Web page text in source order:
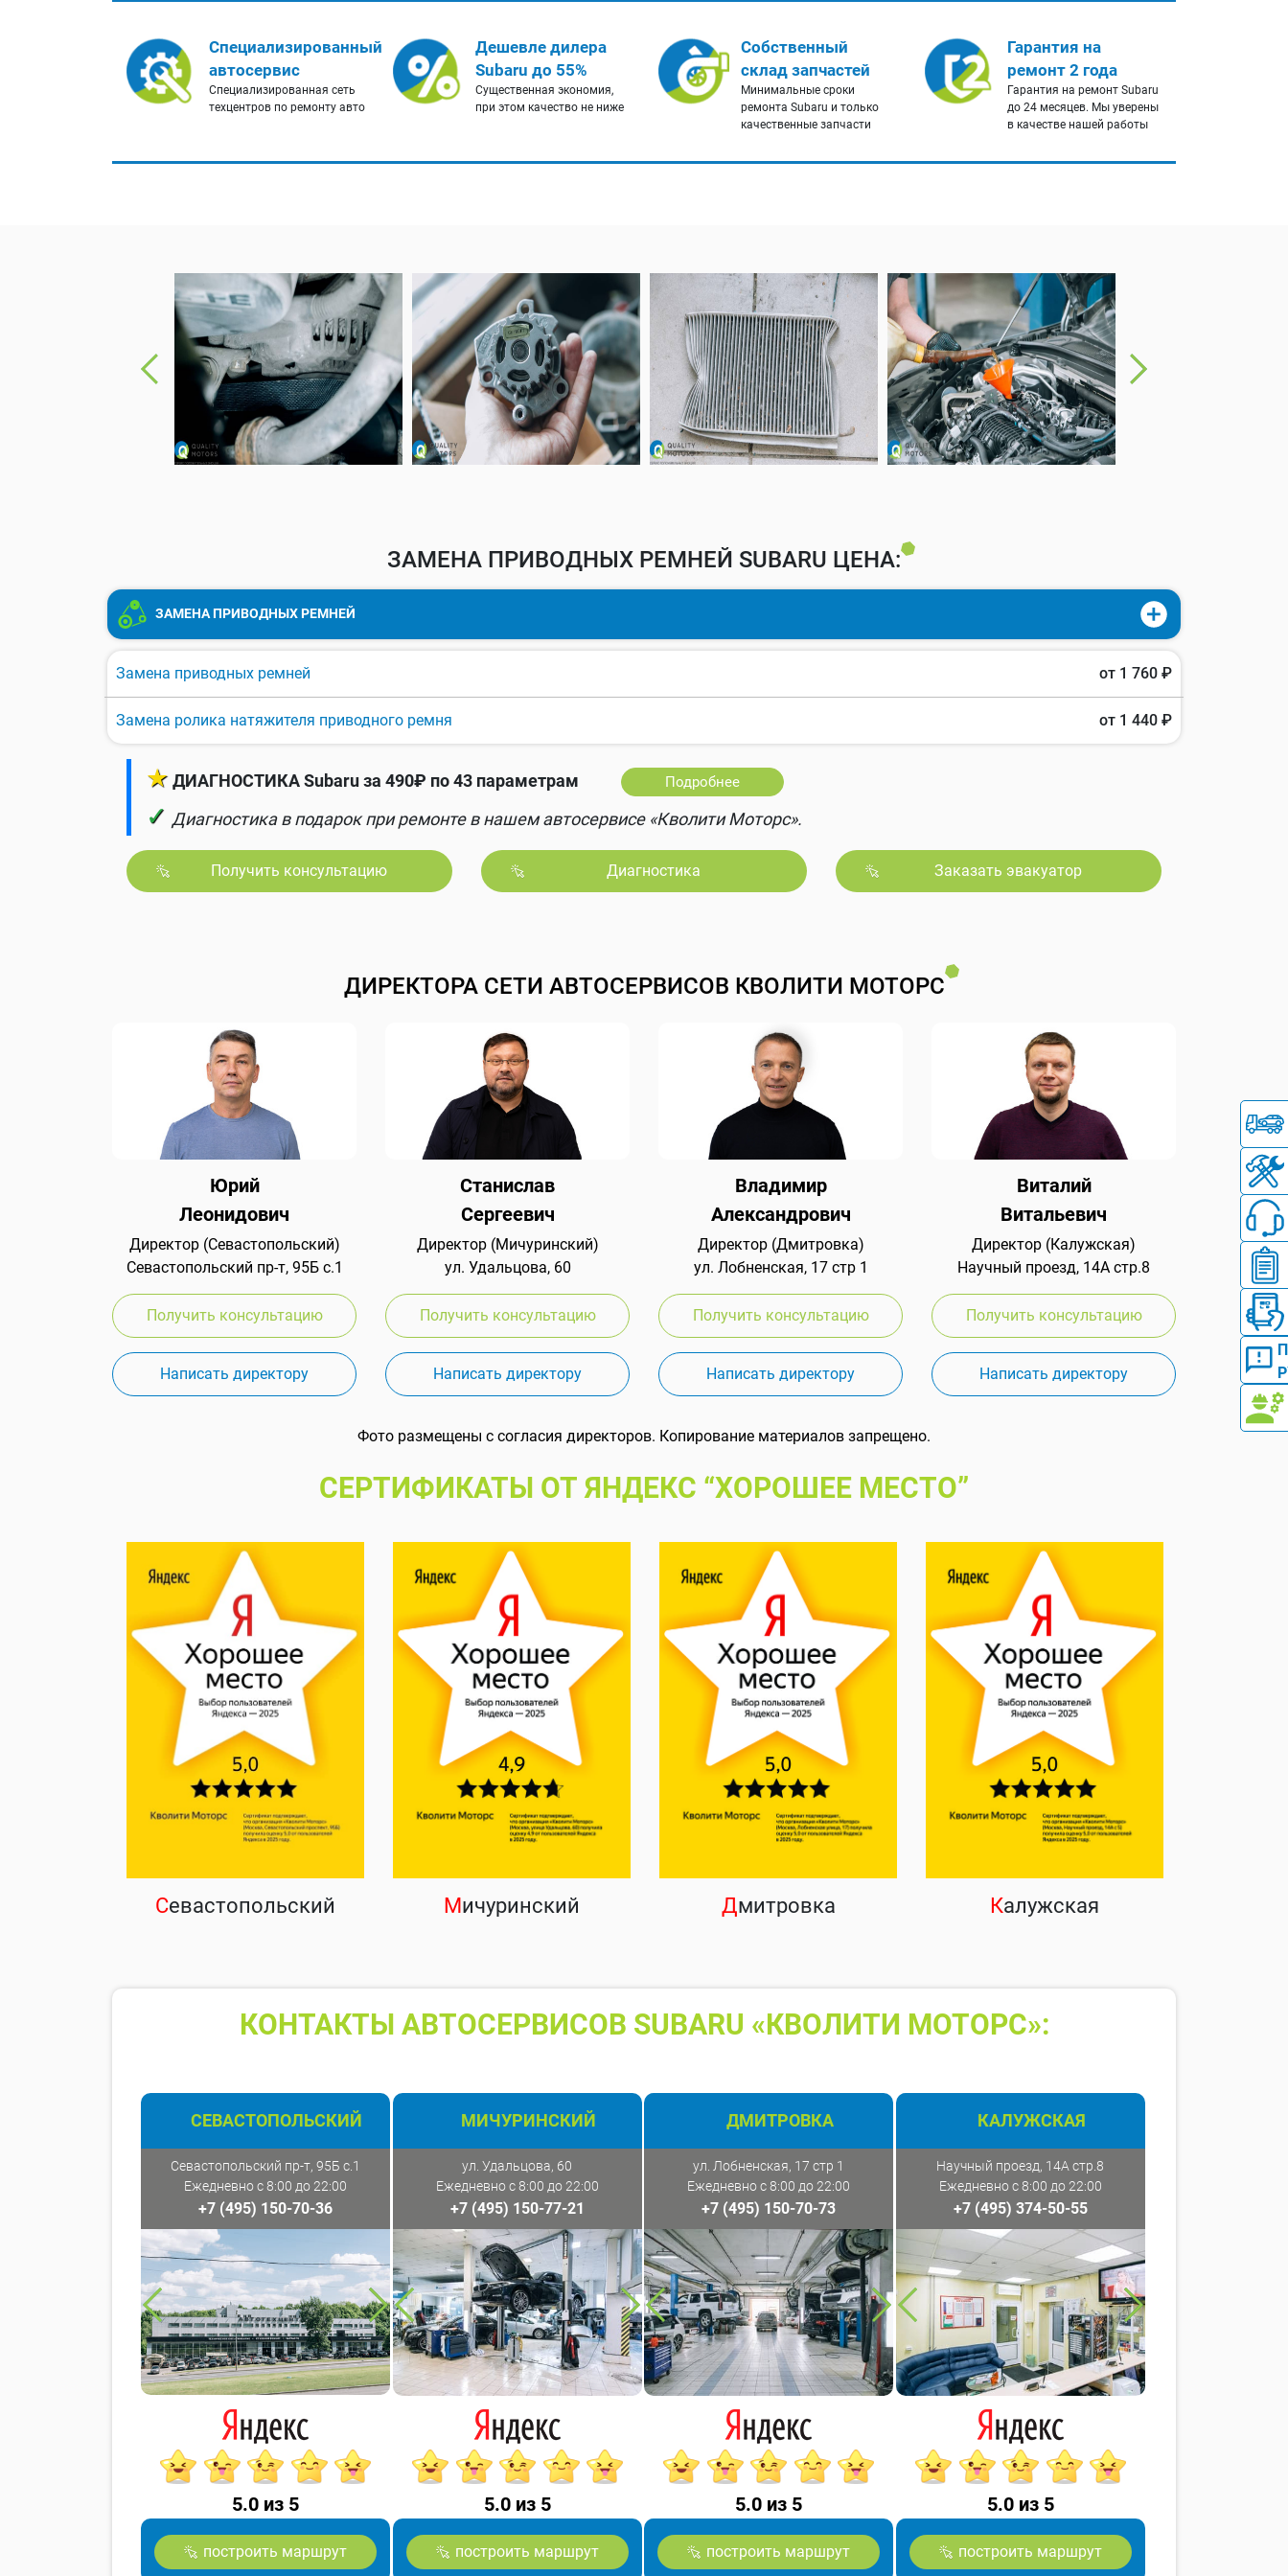
Специализированный
автосервис
Специализированная сеть
техцентров по ремонту авто
Дешевле дилера
Subaru до 55%
Существенная экономия,
при этом качество не ниже
Собственный
склад запчастей
Минимальные сроки
ремонта Subaru и только
качественные запчасти
Гарантия на
ремонт 2 года
Гарантия на ремонт Subaru
до 24 месяцев. Мы уверены
в качестве нашей работы
ЗАМЕНА ПРИВОДНЫХ РЕМНЕЙ SUBARU ЦЕНА:
ЗАМЕНА ПРИВОДНЫХ РЕМНЕЙ
Замена приводных ремней от 1 760 ₽
Замена ролика натяжителя приводного ремня от 1 440 ₽
★ ДИАГНОСТИКА Subaru за 490₽ по 43 параметрам Подробнее
✓ Диагностика в подарок при ремонте в нашем автосервисе «Кволити Моторс».
Получить консультацию Диагностика Заказать эвакуатор
ДИРЕКТОРА СЕТИ АВТОСЕРВИСОВ КВОЛИТИ МОТОРС
Юрий
Леонидович
Директор (Севастопольский)
Севастопольский пр-т, 95Б с.1
Получить консультацию
Написать директору
Станислав
Сергеевич
Директор (Мичуринский)
ул. Удальцова, 60
Получить консультацию
Написать директору
Владимир
Александрович
Директор (Дмитровка)
ул. Лобненская, 17 стр 1
Получить консультацию
Написать директору
Виталий
Витальевич
Директор (Калужская)
Научный проезд, 14А стр.8
Получить консультацию
Написать директору
Фото размещены с согласия директоров. Копирование материалов запрещено.
СЕРТИФИКАТЫ ОТ ЯНДЕКС “ХОРОШЕЕ МЕСТО”
Севастопольский Мичуринский Дмитровка Калужская
КОНТАКТЫ АВТОСЕРВИСОВ SUBARU «КВОЛИТИ МОТОРС»:
СЕВАСТОПОЛЬСКИЙ
Севастопольский пр-т, 95Б с.1
Ежедневно с 8:00 до 22:00
+7 (495) 150-70-36
5.0 из 5
построить маршрут
МИЧУРИНСКИЙ
ул. Удальцова, 60
Ежедневно с 8:00 до 22:00
+7 (495) 150-77-21
5.0 из 5
построить маршрут
ДМИТРОВКА
ул. Лобненская, 17 стр 1
Ежедневно с 8:00 до 22:00
+7 (495) 150-70-73
5.0 из 5
построить маршрут
КАЛУЖСКАЯ
Научный проезд, 14А стр.8
Ежедневно с 8:00 до 22:00
+7 (495) 374-50-55
5.0 из 5
построить маршрут